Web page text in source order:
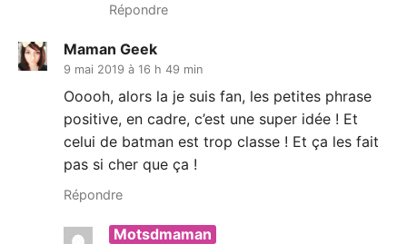
Répondre
Maman Geek
9 mai 2019 à 16 h 49 min
Ooooh, alors la je suis fan, les petites phrase
positive, en cadre, c’est une super idée ! Et
celui de batman est trop classe ! Et ça les fait
pas si cher que ça !
Répondre
Motsdmaman